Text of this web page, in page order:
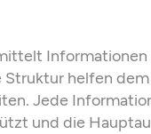
Informationen
helfen
Jede
und die